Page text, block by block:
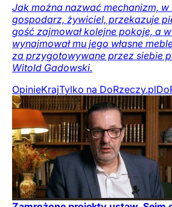
Jak można nazwać mechanizm, w
gospodarz, żywiciel, przekazuje
gość zajmował kolejne pokoje, a
wynajmował mu jego własne
za przygotowywane przez siebie
Witold Gadowski.
OpinieKrajTylko na DoRzeczy.pl